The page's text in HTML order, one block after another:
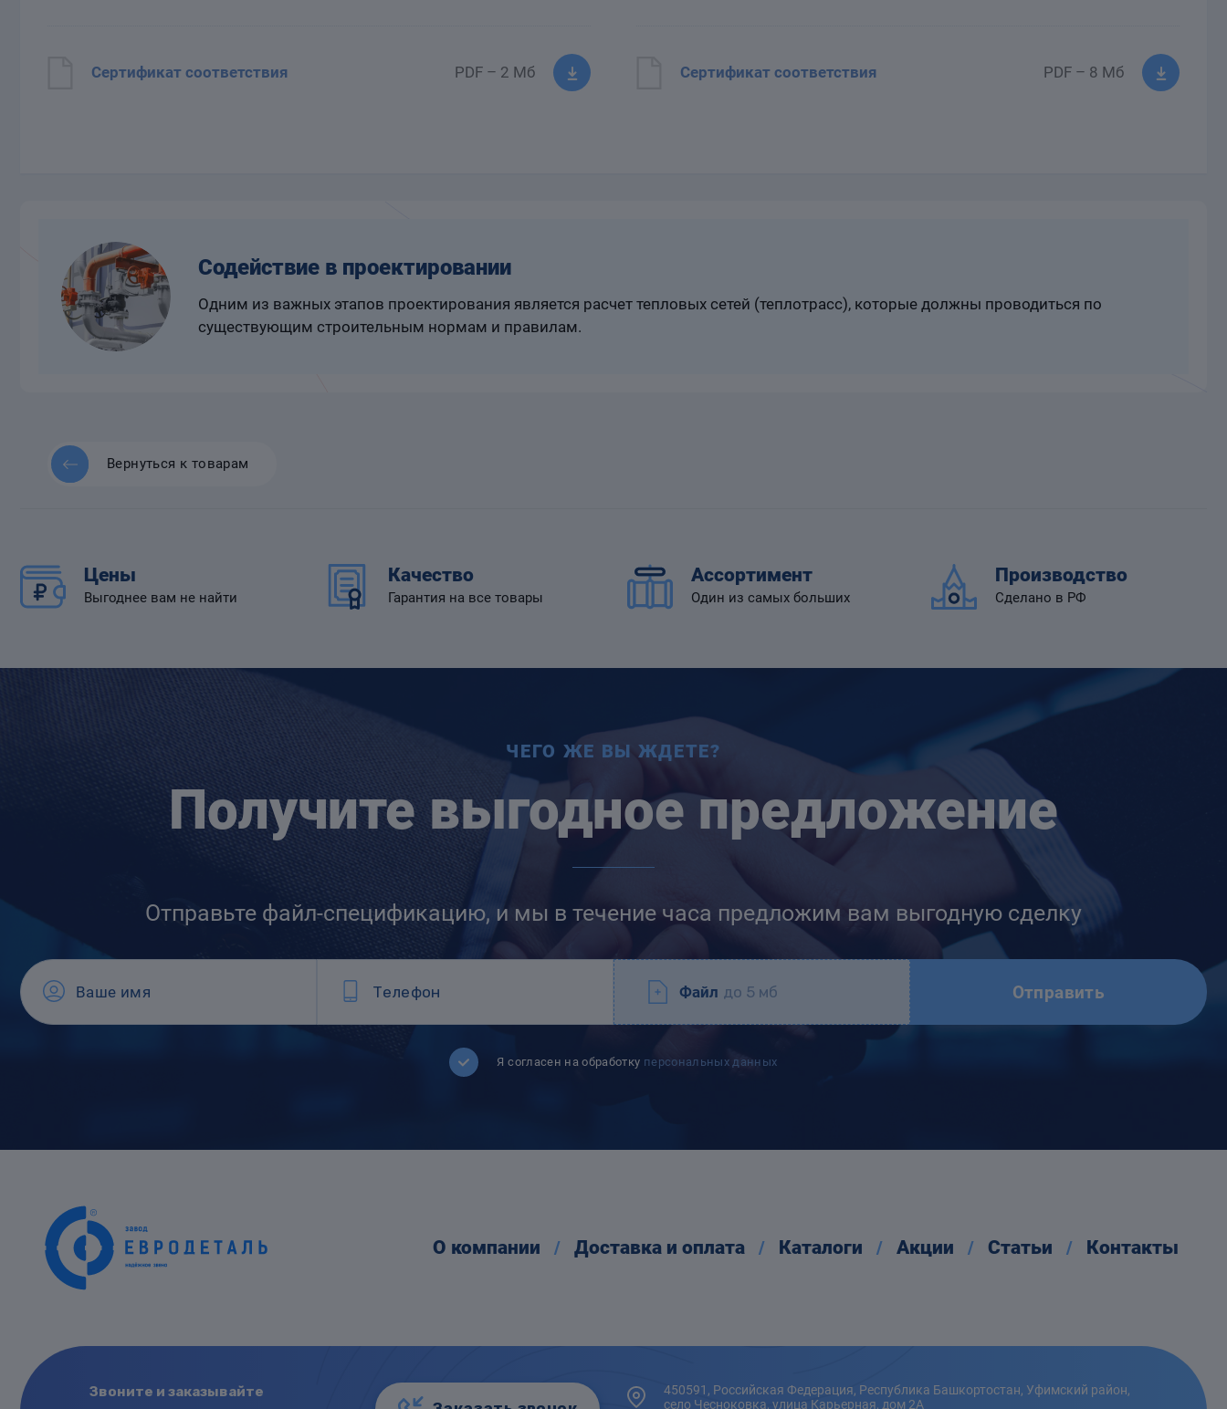
Сертификат соответствия PDF – 2 Мб Сертификат соответствия PDF – 8 Мб
Содействие в проектировании
Одним из важных этапов проектирования является расчет тепловых сетей (теплотрасс), которые должны проводиться по
существующим строительным нормам и правилам.
Вернуться к товарам
Цены
Выгоднее вам не найти
Качество
Гарантия на все товары
Ассортимент
Один из самых больших
Производство
Сделано в РФ
ЧЕГО ЖЕ ВЫ ЖДЕТЕ?
Получите выгодное предложение
Отправьте файл-спецификацию, и мы в течение часа предложим вам выгодную сделку
Файл до 5 мб Отправить
Я согласен на обработку персональных данных
О компании Доставка и оплата Каталоги Акции Статьи Контакты
Звоните и заказывайте
450591, Российская Федерация, Республика Башкортостан, Уфимский район,
село Чесноковка, улица Карьерная, дом 2А